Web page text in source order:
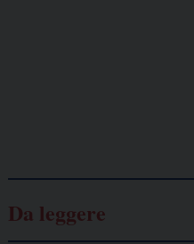
Da leggere